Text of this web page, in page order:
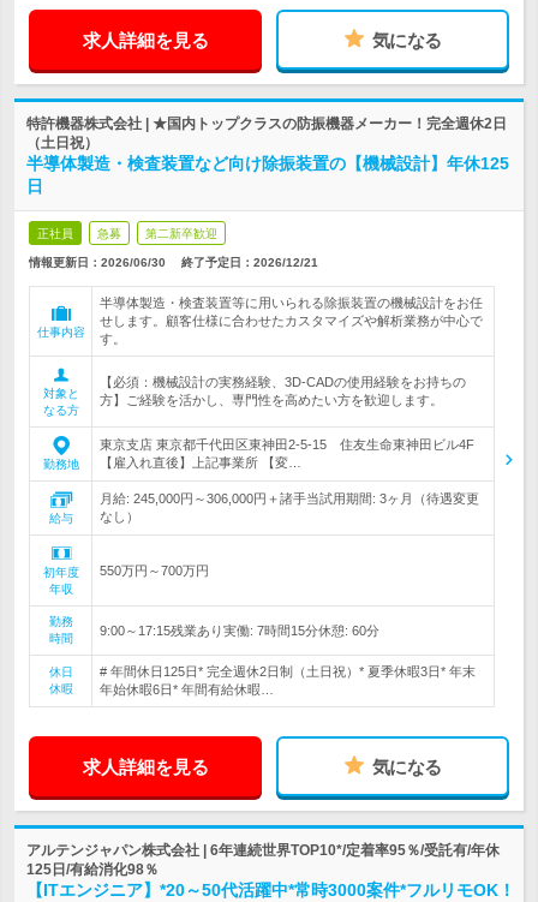
求人詳細を見る 気になる
特許機器株式会社 | ★国内トップクラスの防振機器メーカー！完全週休2日
（土日祝）
半導体製造・検査装置など向け除振装置の【機械設計】年休125
日
正社員 急募 第二新卒歓迎
情報更新日：2026/06/30 終了予定日： 2026/12/21
仕事内容
半導体製造・検査装置等に用いられる除振装置の機械設計をお任
せします。顧客仕様に合わせたカスタマイズや解析業務が中心で
す。
対象と
なる方
【必須：機械設計の実務経験、3D-CADの使用経験をお持ちの
方】ご経験を活かし、専門性を高めたい方を歓迎します。
勤務地
東京支店 東京都千代田区東神田2-5-15 住友生命東神田ビル4F
【雇入れ直後】上記事業所 【変…
給与
月給: 245,000円～306,000円＋諸手当試用期間: 3ヶ月（待遇変更
なし）
初年度
年収
550万円～700万円
勤務
時間
9:00～17:15残業あり実働: 7時間15分休憩: 60分
休日
休暇
# 年間休日125日* 完全週休2日制（土日祝）* 夏季休暇3日* 年末
年始休暇6日* 年間有給休暇…
求人詳細を見る 気になる
アルテンジャパン株式会社 | 6年連続世界TOP10*/定着率95％/受託有/年休
125日/有給消化98％
【ITエンジニア】*20～50代活躍中*常時3000案件*フルリモOK！